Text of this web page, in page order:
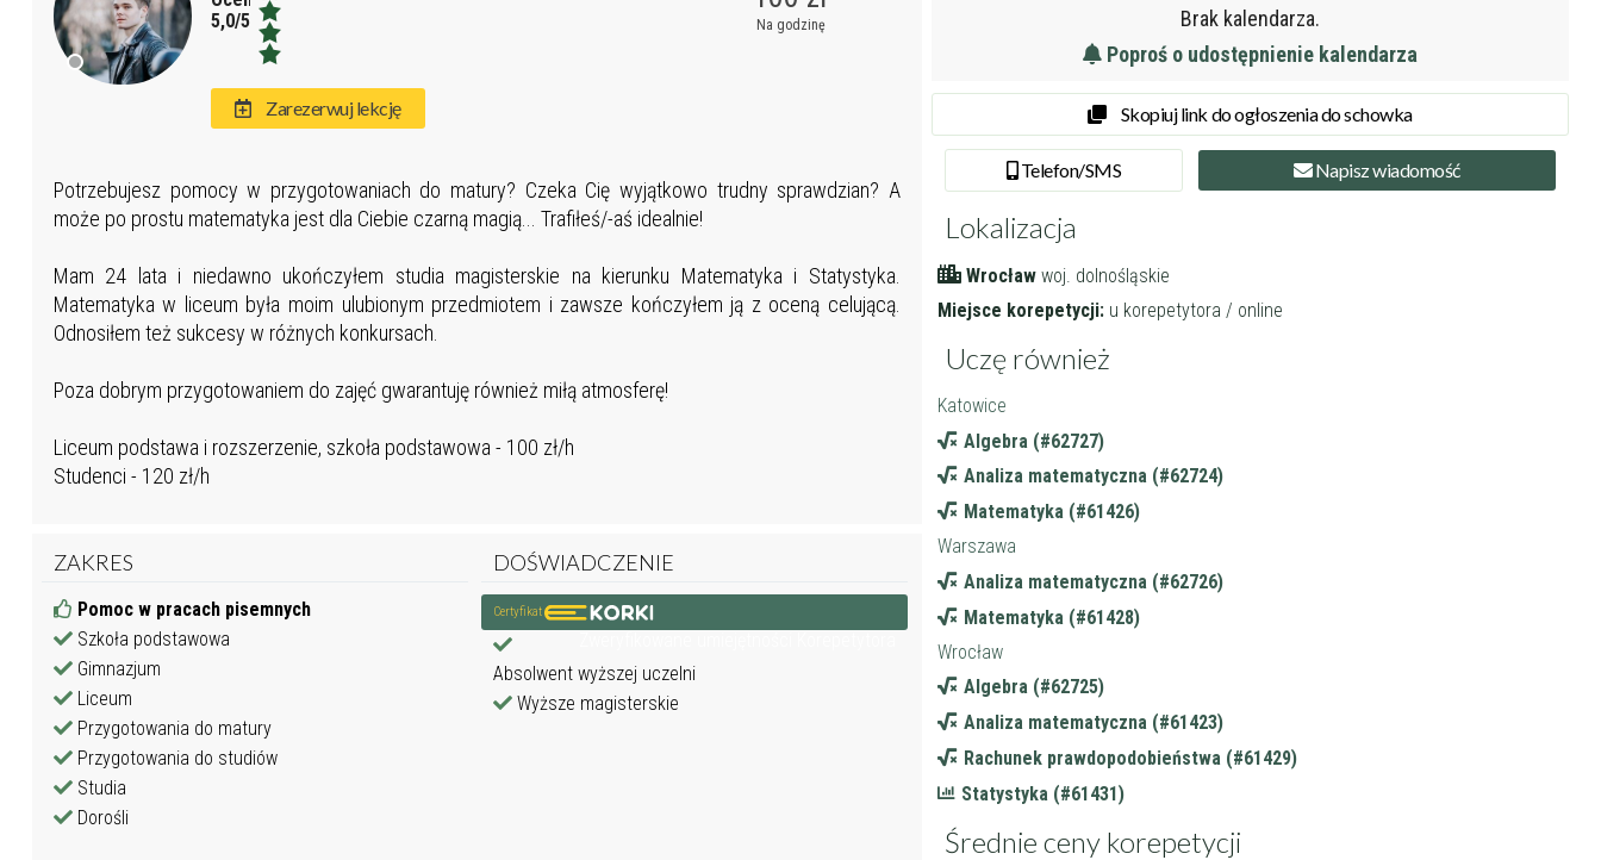
5,0/5,0
Zarezerwuj lekcję
Na godzinę
Potrzebujesz pomocy w przygotowaniach do matury? Czeka Cię wyjątkowo trudny sprawdzian? A
może po prostu matematyka jest dla Ciebie czarną magią... Trafiłeś/-aś idealnie!
Mam 24 lata i niedawno ukończyłem studia magisterskie na kierunku Matematyka i Statystyka.
Matematyka w liceum była moim ulubionym przedmiotem i zawsze kończyłem ją z oceną celującą.
Odnosiłem też sukcesy w różnych konkursach.
Poza dobrym przygotowaniem do zajęć gwarantuję również miłą atmosferę!
Liceum podstawa i rozszerzenie, szkoła podstawowa - 100 zł/h
Studenci - 120 zł/h
ZAKRES
Pomoc w pracach pisemnych
Szkoła podstawowa
Gimnazjum
Liceum
Przygotowania do matury
Przygotowania do studiów
Studia
Dorośli
DOŚWIADCZENIE
Certyfikat
Absolwent wyższej uczelni
Wyższe magisterskie
Brak kalendarza.
Poproś o udostępnienie kalendarza
Skopiuj link do ogłoszenia do schowka
Telefon/SMS Napiszwiadomość
Lokalizacja
Wrocław woj. dolnośląskie
Miejsce korepetycji:u korepetytora / online
Uczę również
Katowice
Algebra (#62727)
Analiza matematyczna (#62724)
Matematyka (#61426)
Warszawa
Analiza matematyczna (#62726)
Matematyka (#61428)
Wrocław
Algebra (#62725)
Analiza matematyczna (#61423)
Rachunek prawdopodobieństwa (#61429)
Statystyka (#61431)
Średnie ceny korepetycji